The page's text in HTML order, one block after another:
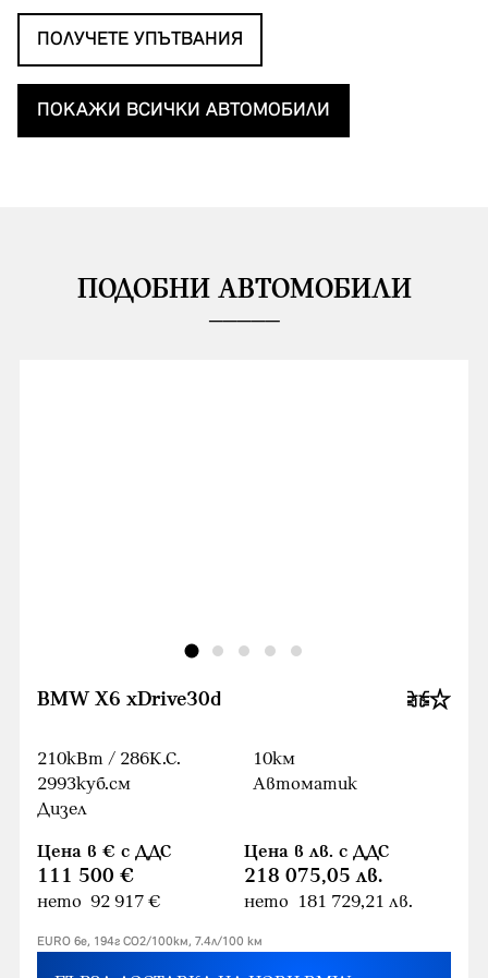
ПОЛУЧЕТЕ УПЪТВАНИЯ
ПОКАЖИ ВСИЧКИ АВТОМОБИЛИ
ПОДОБНИ АВТОМОБИЛИ
BMW X6 xDrive30d
210кВт / 286К.С.
2993куб.cм
Дизел
10км
Автоматик
Цена в € с ДДС
111 500 €
нето 92 917 €
Цена в лв. с ДДС
218 075,05 лв.
нето 181 729,21 лв.
EURO 6e, 194г CO2/100км, 7.4л/100 км